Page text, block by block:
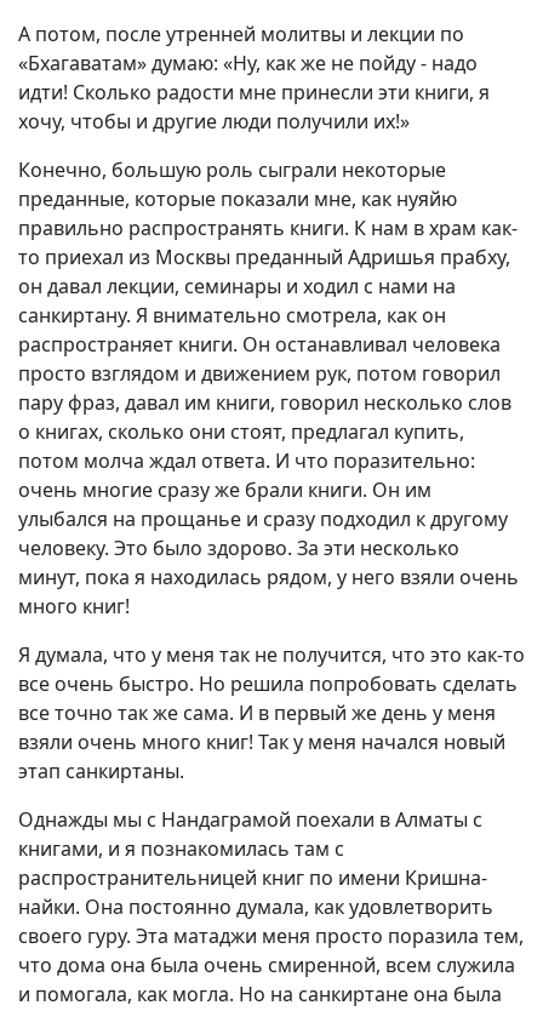
А потом, после утренней молитвы и лекции по
«Бхагаватам» думаю: «Ну, как же не пойду - надо
идти! Сколько радости мне принесли эти книги, я
хочу, чтобы и другие люди получили их!»
Конечно, большую роль сыграли некоторые
преданные, которые показали мне, как нуяйю
правильно распространять книги. К нам в храм как-
то приехал из Москвы преданный Адришья прабху,
он давал лекции, семинары и ходил с нами на
санкиртану. Я внимательно смотрела, как он
распространяет книги. Он останавливал человека
просто взглядом и движением рук, потом говорил
пару фраз, давал им книги, говорил несколько слов
о книгах, сколько они стоят, предлагал купить,
потом молча ждал ответа. И что поразительно:
очень многие сразу же брали книги. Он им
улыбался на прощанье и сразу подходил к другому
человеку. Это было здорово. За эти несколько
минут, пока я находилась рядом, у него взяли очень
много книг!
Я думала, что у меня так не получится, что это как-то
все очень быстро. Но решила попробовать сделать
все точно так же сама. И в первый же день у меня
взяли очень много книг! Так у меня начался новый
этап санкиртаны.
Однажды мы с Нандаграмой поехали в Алматы с
книгами, и я познакомилась там с
распространительницей книг по имени Кришна-
найки. Она постоянно думала, как удовлетворить
своего гуру. Эта матаджи меня просто поразила тем,
что дома она была очень смиренной, всем служила
и помогала, как могла. Но на санкиртане она была